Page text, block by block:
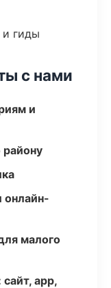
гиды
с нами
и
району
онлайн-
малого
app,